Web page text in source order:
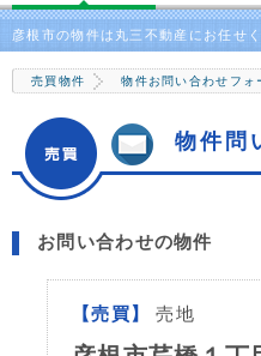
彦根市の物件は丸三不動産にお任せ
売買物件 物件お問い合わせフォ
物件問
お問い合わせの物件
【売買】 売地